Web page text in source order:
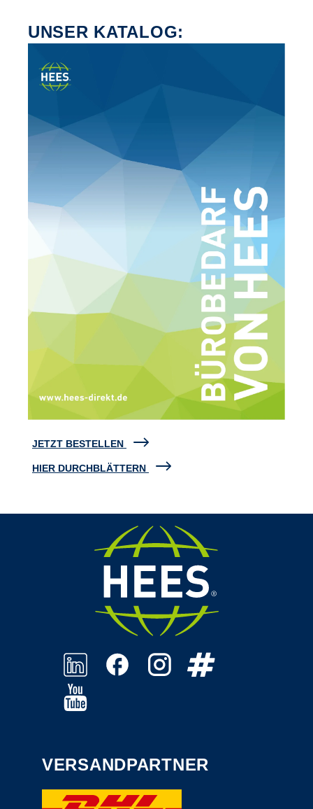
UNSER KATALOG:
JETZT BESTELLEN
HIER DURCHBLÄTTERN
VERSANDPARTNER